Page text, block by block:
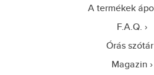
A termékek
F.A.Q.
Órás szótár
Magazin